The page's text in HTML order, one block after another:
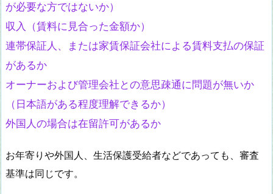
が必要な方ではないか）
収入（賃料に見合った金額か）
連帯保証人、または家賃保証会社による賃料支払の保証
があるか
オーナーおよび管理会社との意思疎通に問題が無いか
（日本語がある程度理解できるか）
外国人の場合は在留許可があるか
お年寄りや外国人、生活保護受給者などであっても、審査
基準は同じです。